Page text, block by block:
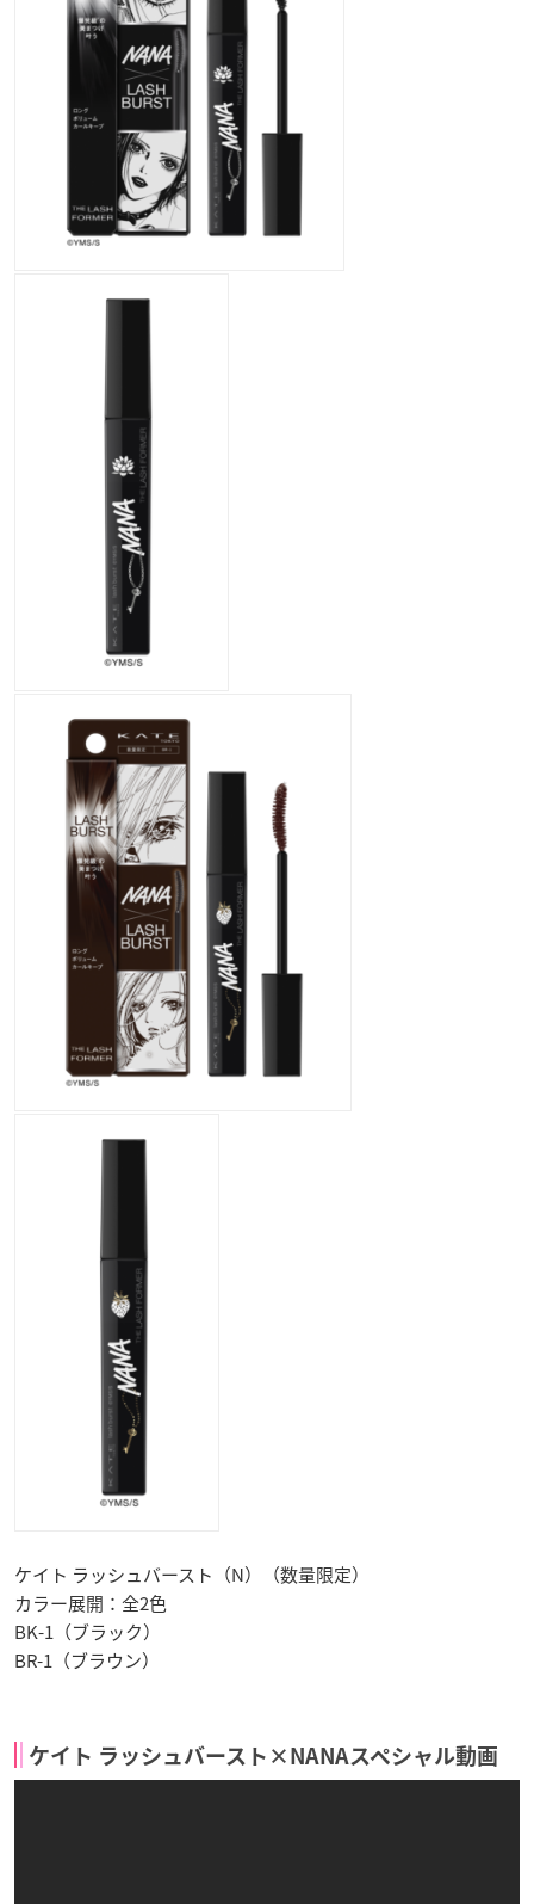
ケイト ラッシュバースト（N）（数量限定）
カラー展開：全2色
BK-1（ブラック）
BR-1（ブラウン）
ケイト ラッシュバースト×NANAスペシャル動画